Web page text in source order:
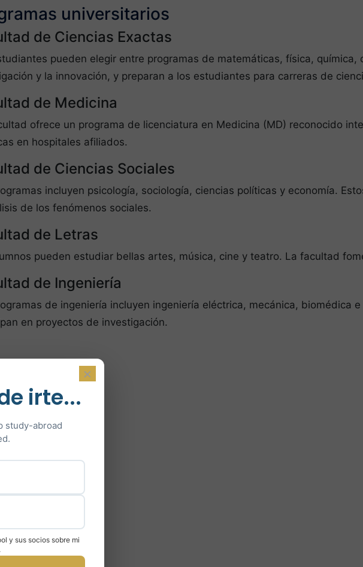
universitarios
de Ciencias Exactas
pueden elegir entre programas de matemáticas, física,
y la innovación, y preparan a los estudiantes para carreras de
de Medicina
ofrece un programa de licenciatura en Medicina (MD) reconocido
en hospitales afiliados.
de Ciencias Sociales
incluyen psicología, sociología, ciencias políticas y economía.
de los fenómenos sociales.
de Letras
pueden estudiar bellas artes, música, cine y teatro. La facultad
de Ingeniería
de ingeniería incluyen ingeniería eléctrica, mecánica,
en proyectos de investigación.
×
irte...
study-abroad
y sus socios sobre mi